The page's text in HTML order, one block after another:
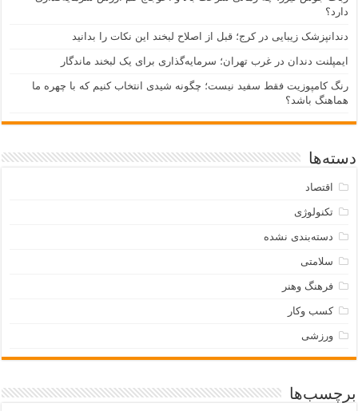
زیبایی در کرج؛ قبل از اصلاح لبخند این نکات را بدانید
دندان در غرب تهران؛ سرمایه‌گذاری برای یک لبخند ماندگار
کامپوزیت فقط سفید نیست؛ چگونه شیدی انتخاب کنیم که با چهره ما
باشد؟
اقتصاد
تکنولوژی
دسته‌بندی نشده
سلامتی
فرهنگ وهنر
کسب وکار
ورزشی